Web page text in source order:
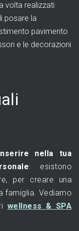
volta realizzati
posare la
pavimento
e le decorazioni
nella tua
: esistono
per creare una
famiglia. Vediamo
wellness & SPA